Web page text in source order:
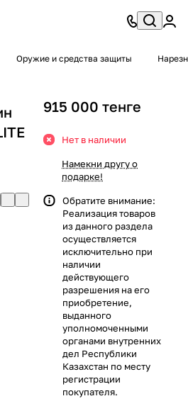
Оружие и средства защиты
915 000 тенге
Нет в наличии
Намекни другу о
подарке!
Обратите внимание:
Реализация товаров
из данного раздела
осуществляется
исключительно при
наличии
действующего
разрешения на его
приобретение,
выданного
уполномоченными
органами внутренних
дел Республики
Казахстан по месту
регистрации
покупателя.